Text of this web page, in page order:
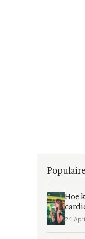
Hoe
24